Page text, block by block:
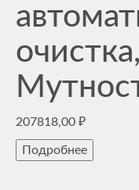
207818,00 ₽
Подробнее